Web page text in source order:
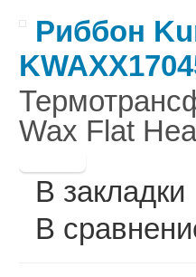
Риббон
Wax Flat
В закладки
В